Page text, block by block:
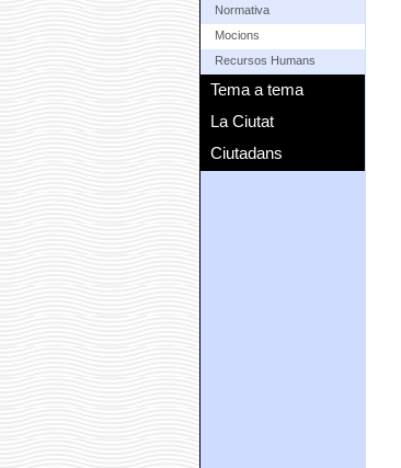
Normativa
Mocions
Recursos Humans
Tema a tema
La Ciutat
Ciutadans